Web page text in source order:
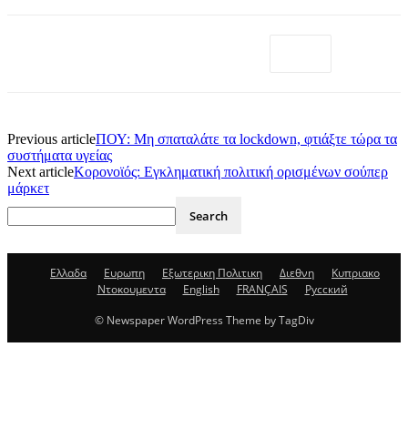
Previous articleΠΟΥ: Mη σπαταλάτε τα lockdown, φτιάξτε τώρα τα
συστήματα υγείας
Next articleΚορονοϊός: Εγκληματική πολιτική ορισμένων σούπερ
μάρκετ
Ελλαδα Ευρωπη Εξωτερικη Πολιτικη Διεθνη
Κυπριακο
Ντοκουμεντα
English FRANÇAIS
Русский
© Newspaper WordPress Theme by TagDiv